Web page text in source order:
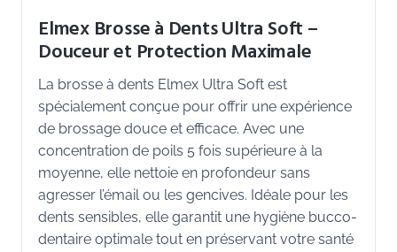
Elmex Brosse à Dents Ultra Soft –
Douceur et Protection Maximale
La brosse à dents Elmex Ultra Soft est
spécialement conçue pour offrir une expérience
de brossage douce et efficace. Avec une
concentration de poils 5 fois supérieure à la
moyenne, elle nettoie en profondeur sans
agresser l’émail ou les gencives. Idéale pour les
dents sensibles, elle garantit une hygiène bucco-
dentaire optimale tout en préservant votre santé